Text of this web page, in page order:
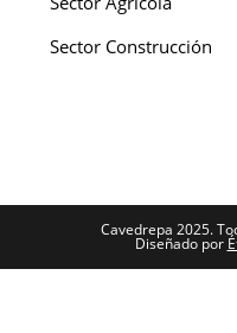
Sector Construcción
Cavedrepa 2025.
Diseñado por